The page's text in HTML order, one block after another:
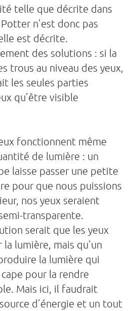
telle que décrite dans
n’est donc pas
est décrite.
des solutions : si la
trous au niveau des yeux,
les seules parties
qu’être visible
fonctionnent même
de lumière : un
laisse passer une petite
pour que nous puissions
nos yeux seraient
transparente.
serait que les yeux
lumière, mais qu’un
la lumière qui
pour la rendre
Mais ici, il faudrait
d’énergie et un tout